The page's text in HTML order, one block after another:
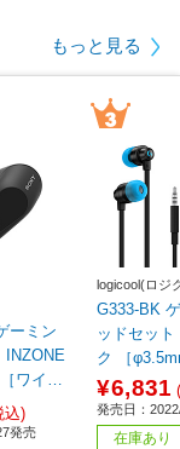
もっと見る
ーミン
INZONE
ワイヤ
USB-
ンタイ
込)
発売
logicool(ロジ
G333-BK
ッドセッ
ク ［
＋USB-C /
タイプ］
¥6,831
発売日：
在庫あり